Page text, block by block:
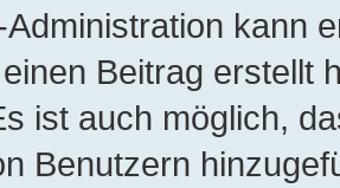
kann
Beitrag erstellt
ist auch möglich,
Benutzern